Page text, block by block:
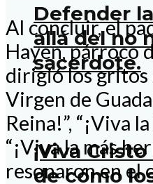
Defender
allá del no
sacerdote.
¡Viva
de cómo
Al concluir, el
Hayen, párroco
dirigió los gritos
Virgen de
Reina!”, “¡Viva
“¡Viva la más
resonaron en el